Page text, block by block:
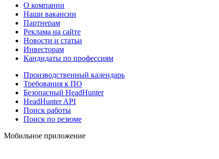
О компании
Наши вакансии
Партнерам
Реклама на сайте
Новости и статьи
Инвесторам
Кандидаты по профессиям
Производственный календарь
Требования к ПО
Безопасный HeadHunter
HeadHunter API
Поиск работы
Поиск по резюме
Мобильное приложение